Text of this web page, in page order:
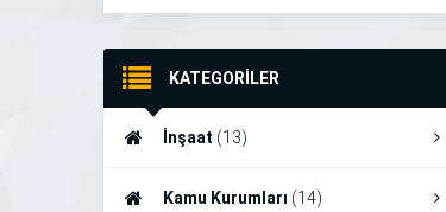
KATEGORİLER
İnşaat (13)
Kamu Kurumları (14)